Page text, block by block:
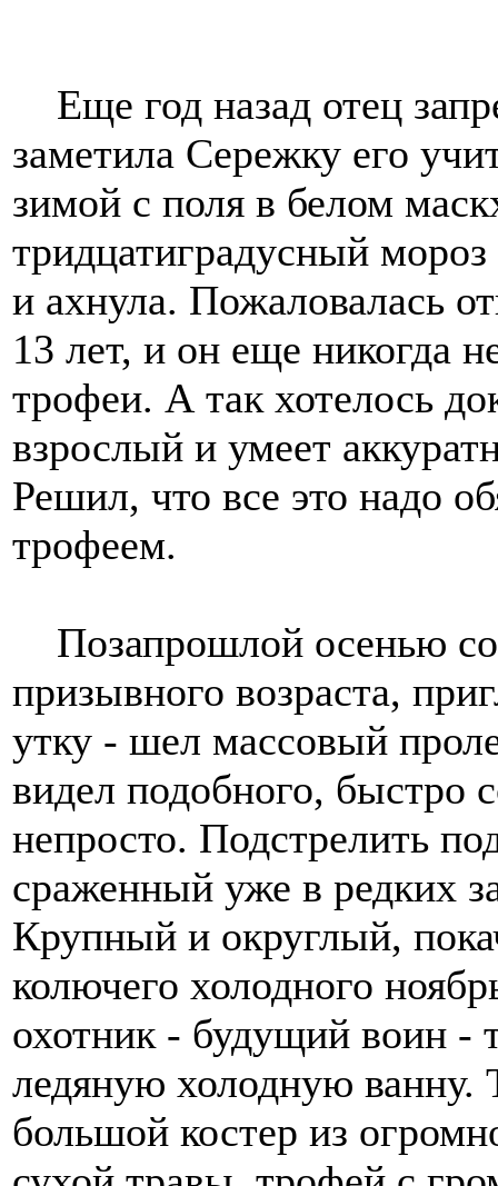
Еще год назад отец
заметила Сережку его
зимой с поля в белом
тридцатиградусный
и ахнула. Пожаловалась
13 лет, и он еще никогда
трофеи. А так хотелось
взрослый и умеет
Решил, что все это надо
трофеем.
Позапрошлой осенью
призывного возраста,
утку - шел массовый
видел подобного, быстро
непросто. Подстрелить
сраженный уже в редких
Крупный и округлый,
колючего холодного
охотник - будущий воин -
ледяную холодную ванну.
большой костер из